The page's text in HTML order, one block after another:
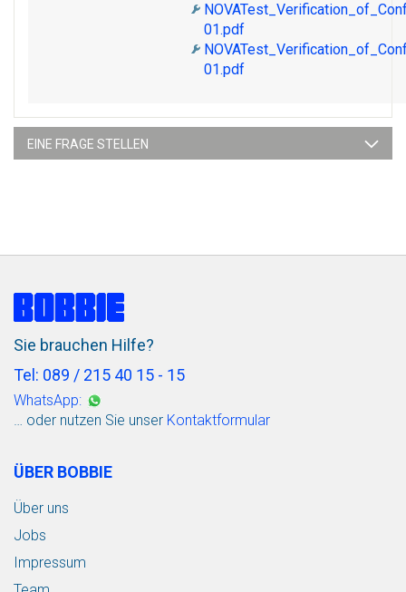
01.pdf
01.pdf
EINE FRAGE STELLEN
Sie brauchen Hilfe?
Tel: 089 / 215 40 15 - 15
WhatsApp:
… oder nutzen Sie unser Kontaktformular
ÜBER BOBBIE
Über uns
Jobs
Impressum